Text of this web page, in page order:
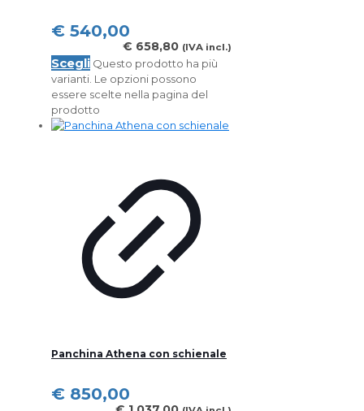
€ 540,00
€ 658,80 (IVA incl.)
Scegli Questo prodotto ha più
varianti. Le opzioni possono
essere scelte nella pagina del
prodotto
Panchina Athena con schienale
€ 850,00